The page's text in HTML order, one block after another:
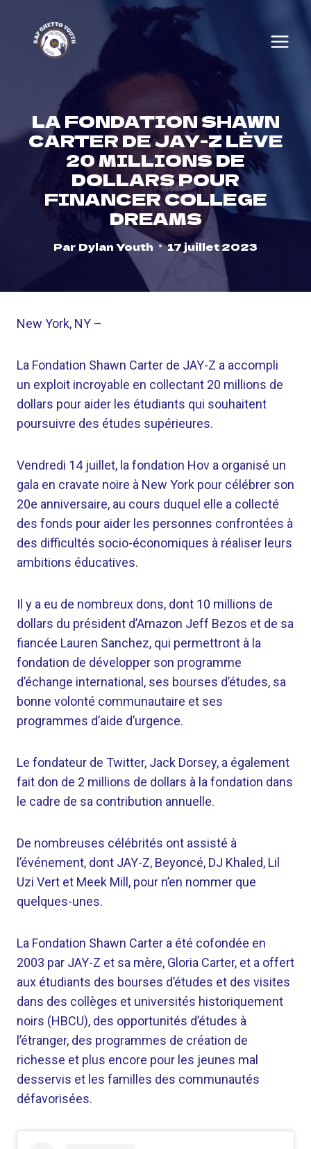
content
LA FONDATION SHAWN
CARTER DE JAY-Z LÈVE
20 MILLIONS DE
DOLLARS POUR
FINANCER COLLEGE
DREAMS
Par Dylan Youth 17 juillet 2023
New York, NY –
La Fondation Shawn Carter de JAY-Z a accompli
un exploit incroyable en collectant 20 millions de
dollars pour aider les étudiants qui souhaitent
poursuivre des études supérieures.
Vendredi 14 juillet, la fondation Hov a organisé un
gala en cravate noire à New York pour célébrer son
20e anniversaire, au cours duquel elle a collecté
des fonds pour aider les personnes confrontées à
des difficultés socio-économiques à réaliser leurs
ambitions éducatives.
Il y a eu de nombreux dons, dont 10 millions de
dollars du président d’Amazon Jeff Bezos et de sa
fiancée Lauren Sanchez, qui permettront à la
fondation de développer son programme
d’échange international, ses bourses d’études, sa
bonne volonté communautaire et ses
programmes d’aide d’urgence.
Le fondateur de Twitter, Jack Dorsey, a également
fait don de 2 millions de dollars à la fondation dans
le cadre de sa contribution annuelle.
De nombreuses célébrités ont assisté à
l’événement, dont JAY-Z, Beyoncé, DJ Khaled, Lil
Uzi Vert et Meek Mill, pour n’en nommer que
quelques-unes.
La Fondation Shawn Carter a été cofondée en
2003 par JAY-Z et sa mère, Gloria Carter, et a offert
aux étudiants des bourses d’études et des visites
dans des collèges et universités historiquement
noirs (HBCU), des opportunités d’études à
l’étranger, des programmes de création de
richesse et plus encore pour les jeunes mal
desservis et les familles des communautés
défavorisées.